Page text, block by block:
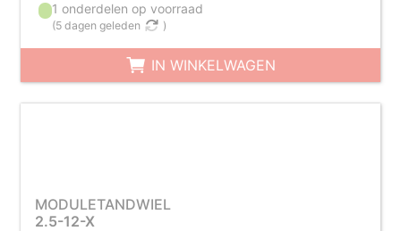
1 onderdelen op voorraad
(5 dagen geleden )
IN WINKELWAGEN
MODULETANDWIEL
2.5-12-X